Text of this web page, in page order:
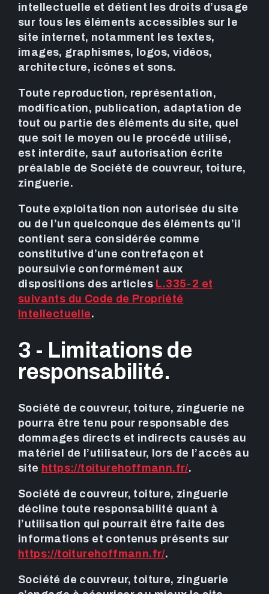
intellectuelle et détient les droits d’usage
sur tous les éléments accessibles sur le
site internet, notamment les textes,
images, graphismes, logos, vidéos,
architecture, icônes et sons.
Toute reproduction, représentation,
modification, publication, adaptation de
tout ou partie des éléments du site, quel
que soit le moyen ou le procédé utilisé,
est interdite, sauf autorisation écrite
préalable de Société de couvreur, toiture,
zinguerie.
Toute exploitation non autorisée du site
ou de l’un quelconque des éléments qu’il
contient sera considérée comme
constitutive d’une contrefaçon et
poursuivie conformément aux
dispositions des articles L.335-2 et
suivants du Code de Propriété
Intellectuelle.
3 - Limitations de
responsabilité.
Société de couvreur, toiture, zinguerie ne
pourra être tenu pour responsable des
dommages directs et indirects causés au
matériel de l’utilisateur, lors de l’accès au
site https://toiturehoffmann.fr/.
Société de couvreur, toiture, zinguerie
décline toute responsabilité quant à
l’utilisation qui pourrait être faite des
informations et contenus présents sur
https://toiturehoffmann.fr/.
Société de couvreur, toiture, zinguerie